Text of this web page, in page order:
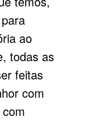
ao
todas as
feitas
com